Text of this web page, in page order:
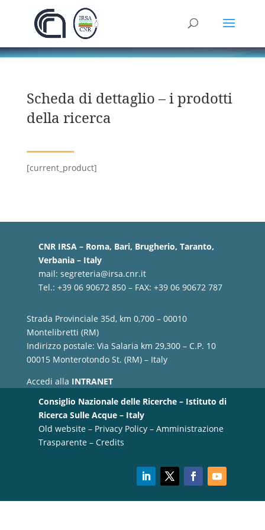
Scheda di dettaglio – i prodotti
della ricerca
[current_product]
CNR IRSA – Roma, Bari, Brugherio, Taranto,
Verbania – Italy
mail: segreteria@irsa.cnr.it
Tel.: +39 06 90672 850 – FAX: +39 06 90672 787
Strada Provinciale 35d, km 0,700 – 00010
Montelibretti (RM)
Indirizzo postale: Via Salaria km 29,300 – C.P. 10
00015 Monterotondo St. (RM) – Italy
Accedi alla INTRANET
Consiglio Nazionale delle Ricerche – Istituto di
Ricerca Sulle Acque – Italy
Old website– Privacy Policy– Amministrazione
Trasparente– Credits